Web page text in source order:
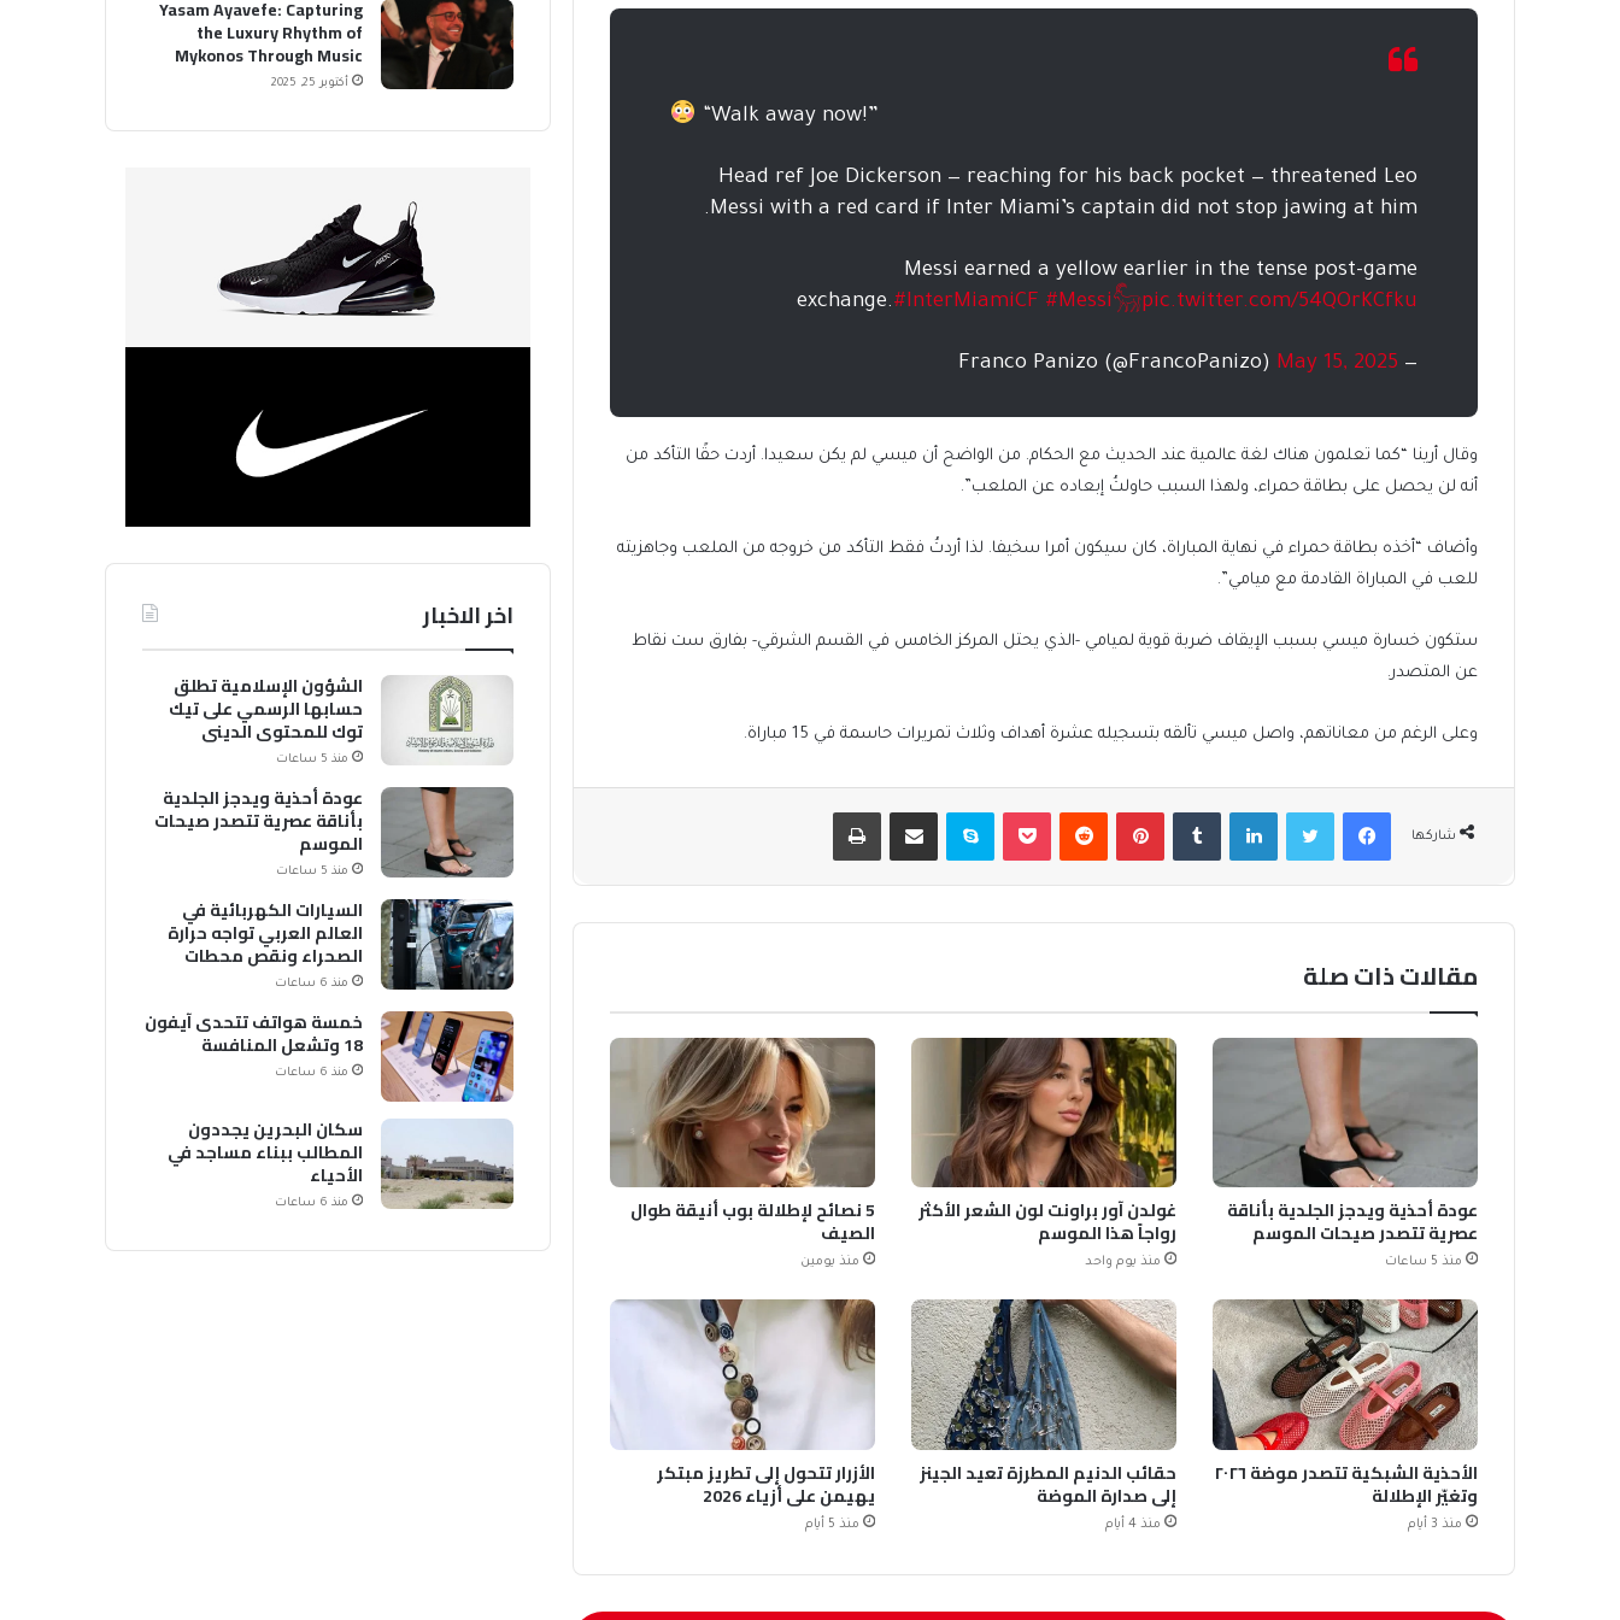
“Walk away now!”
Head ref Joe Dickerson — reaching for his back pocket — threatened Leo
Messi with a red card if Inter Miami’s captain did not stop jawing at him.
Messi earned a yellow earlier in the tense post-game
exchange.#InterMiamiCF #Messi𓃵pic.twitter.com/54QOrKCfku
— Franco Panizo (@FrancoPanizo)
May 15, 2025
وقال أرينا “كما تعلمون هناك لغة عالمية عند الحديث مع الحكام. من الواضح أن ميسي لم يكن سعيدا. أردت حقًا التأكد من
أنه لن يحصل على بطاقة حمراء، ولهذا السبب حاولتُ إبعاده عن الملعب”.
وأضاف “أخذه بطاقة حمراء في نهاية المباراة، كان سيكون أمرا سخيفا. لذا أردتُ فقط التأكد من خروجه من الملعب وجاهزيته
للعب في المباراة القادمة مع ميامي”.
ستكون خسارة ميسي بسبب الإيقاف ضربة قوية لميامي -الذي يحتل المركز الخامس في القسم الشرقي- بفارق ست نقاط
عن المتصدر.
وعلى الرغم من معاناتهم، واصل ميسي تألقه بتسجيله عشرة أهداف وثلاث تمريرات حاسمة في 15 مباراة.
شاركها
فيسبوكتويتر لينكدإن بينتيريست بوكيت سكايب مشاركة عبر البريد طباعة
مقالات ذات صلة
عودة أحذية ويدجز الجلدية بأناقة
عصرية تتصدر صيحات الموسم
منذ 5 ساعات
غولدن آور براونت لون الشعر الأكثر
رواجاً هذا الموسم
منذ يوم واحد
5 نصائح لإطلالة بوب أنيقة طوال
الصيف
منذ يومين
الأحذية الشبكية تتصدر موضة ٢٠٢٦
وتغيّر الإطلالة
منذ 3 أيام
حقائب الدنيم المطرزة تعيد الجينز
إلى صدارة الموضة
منذ 4 أيام
الأزرار تتحول إلى تطريز مبتكر
يهيمن على أزياء 2026
منذ 5 أيام
Yasam Ayavefe: Capturing
the Luxury Rhythm of
Mykonos Through Music
أكتوبر 25, 2025
اخر الاخبار
الشؤون الإسلامية تطلق
حسابها الرسمي على تيك
توك للمحتوى الديني
منذ 5 ساعات
عودة أحذية ويدجز الجلدية
بأناقة عصرية تتصدر صيحات
الموسم
منذ 5 ساعات
السيارات الكهربائية في
العالم العربي تواجه حرارة
الصحراء ونقص محطات
الشحن
منذ 6 ساعات
خمسة هواتف تتحدى آيفون
18 وتشعل المنافسة
منذ 6 ساعات
سكان البحرين يجددون
المطالب ببناء مساجد في
الأحياء
منذ 6 ساعات